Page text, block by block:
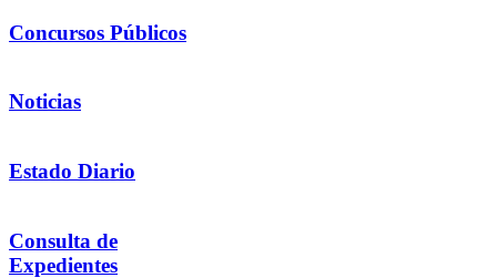
Concursos Públicos
Noticias
Estado Diario
Consulta de
Expedientes